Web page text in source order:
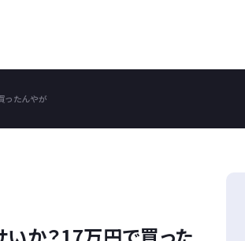
ったんやが